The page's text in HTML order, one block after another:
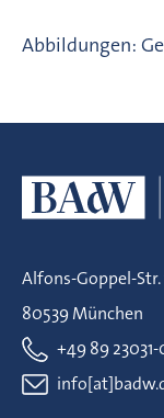
Abbildungen:
Alfons-Goppel-Str.
80539 München
+49 89 23031-